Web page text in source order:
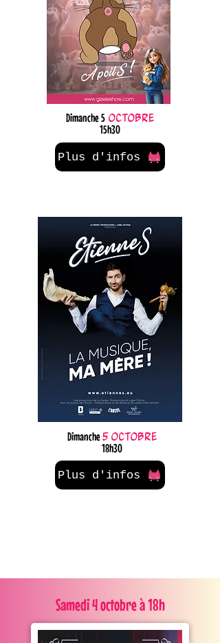
Dimanche 5 octobre
15h30
Plus d'infos
Dimanche5 octobre
18h30
Plus d'infos
Samedi 4 octobre à 18h